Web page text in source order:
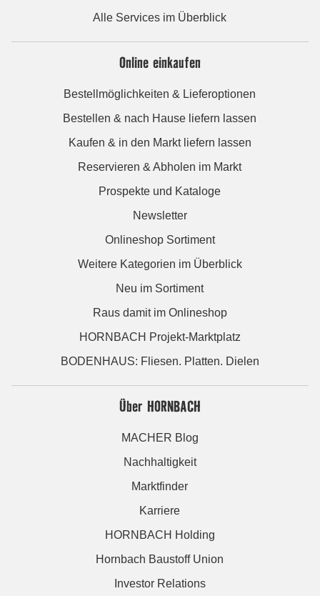
Alle Services im Überblick
Online einkaufen
Bestellmöglichkeiten & Lieferoptionen
Bestellen & nach Hause liefern lassen
Kaufen & in den Markt liefern lassen
Reservieren & Abholen im Markt
Prospekte und Kataloge
Newsletter
Onlineshop Sortiment
Weitere Kategorien im Überblick
Neu im Sortiment
Raus damit im Onlineshop
HORNBACH Projekt-Marktplatz
BODENHAUS: Fliesen. Platten. Dielen
Über HORNBACH
MACHER Blog
Nachhaltigkeit
Marktfinder
Karriere
HORNBACH Holding
Hornbach Baustoff Union
Investor Relations